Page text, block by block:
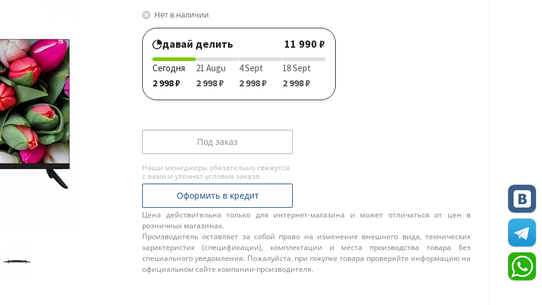
Нет в наличии
давай делить 11 990 ₽
Сегодня
2 998 ₽
21 Augu
2 998 ₽
4 Sept
2 998 ₽
18 Sept
2 998 ₽
Под заказ
Наши менеджеры обязательно свяжутся
с вами и уточнят условия заказа
Оформить в кредит
Цена действительна только для интернет-магазина и может отличаться от цен в
розничных магазинах.
Производитель оставляет за собой право на изменение внешнего вида, технических
характеристик (спецификации), комплектации и места производства товара без
специального уведомления. Пожалуйста, при покупке товара проверяйте информацию на
официальном сайте компании-производителя.